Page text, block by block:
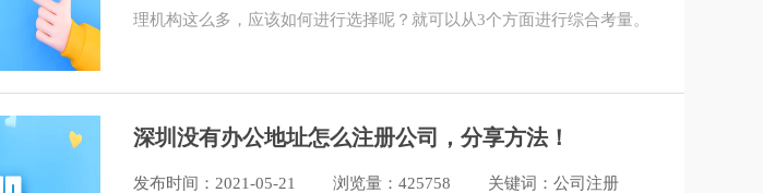
理机构这么多，应该如何进行选择呢？就可以从3个方面进行综合考量。
深圳没有办公地址怎么注册公司，分享方法！
发布时间：2021-05-21 浏览量：425758 关键词：公司注册